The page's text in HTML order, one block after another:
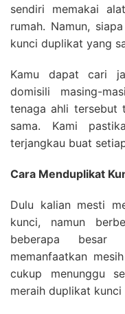
sendiri memakai
rumah. Namun,
kunci duplikat yang
Kamu dapat cari
domisili masing-
tenaga ahli tersebut
sama. Kami
terjangkau buat
Cara Menduplikat
Dulu kalian mesti
kunci, namun
beberapa
memanfaatkan
cukup menunggu
meraih duplikat kunci